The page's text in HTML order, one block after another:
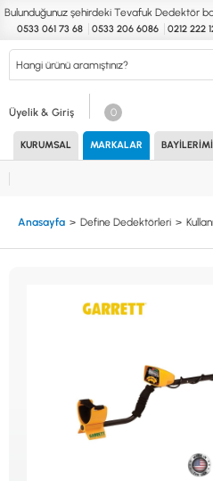
Define
Dedektörleri
Endüstri
XP
ALTIN ELEME KİTLERİ
ANA ÜNİTELER
Bulunduğunuz şehirdeki Tevafuk Dedektör
0533 061 73 68 0533 206 6086 0212 222
Üyelik & Giriş 0
KURUMSAL MARKALAR
Anasayfa Define Dedektörleri